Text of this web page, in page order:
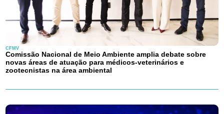
CFMV
Comissão Nacional de Meio Ambiente amplia debate sobre
novas áreas de atuação para médicos-veterinários e
zootecnistas na área ambiental